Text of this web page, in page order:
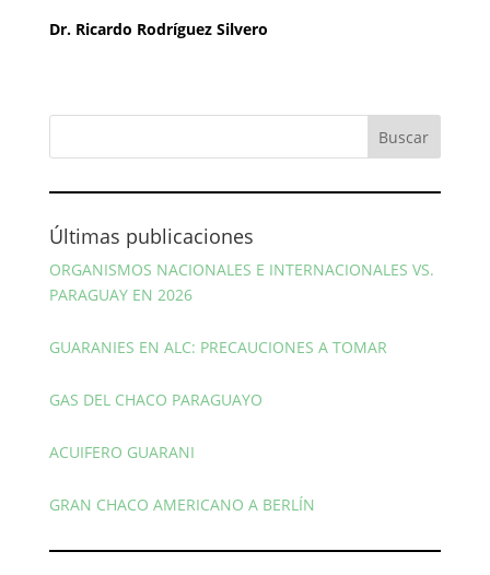
Dr. Ricardo Rodríguez Silvero
Últimas publicaciones
ORGANISMOS NACIONALES E INTERNACIONALES VS.
PARAGUAY EN 2026
GUARANIES EN ALC: PRECAUCIONES A TOMAR
GAS DEL CHACO PARAGUAYO
ACUIFERO GUARANI
GRAN CHACO AMERICANO A BERLÍN